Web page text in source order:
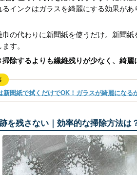
るインクはガラスを綺麗にする効果が
巾の代わりに新聞紙を使うだけ。新聞
す。
掃除するよりも繊維残りが少なく、綺麗
新聞紙で拭くだけでOK！ガラスが綺麗になる
を残さない｜効率的な掃除方法は